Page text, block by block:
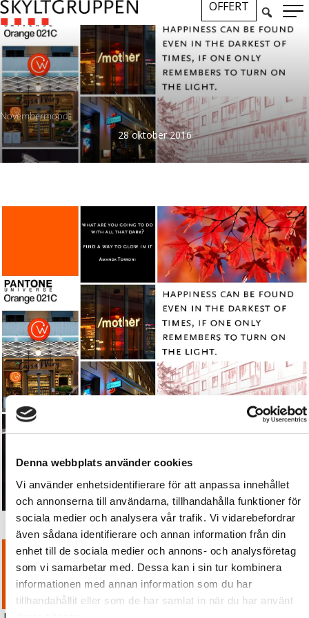
Denna webbplats använder cookies
Vi använder enhetsidentifierare för att anpassa innehållet
och annonserna till användarna, tillhandahålla funktioner för
sociala medier och analysera vår trafik. Vi vidarebefordrar
även sådana identifierare och annan information från din
enhet till de sociala medier och annons- och analysföretag
som vi samarbetar med. Dessa kan i sin tur kombinera
informationen med annan information som du har
tillhandahållit eller som de har samlat in när du har använt
OFFERT
Novembermood
28 oktober 2016